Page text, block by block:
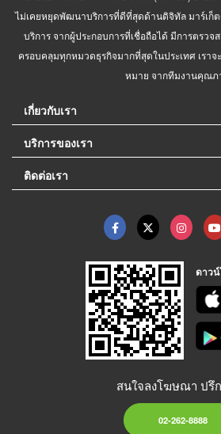
ไม่เคยหยุดพัฒนาบริการที่ดีที่สุดด้านดิจิทัล มาร์เก็
บริการ จากผู้ประกอบการที่เชื่อถือได้ มีการตรว
ครอบคลุมทุกหมวดธุรกิจมากที่สุดในประเทศ เรา
หมาย จากทีมงานคุณภ
เกี่ยวกับเรา
บริการของเรา
ติดต่อเรา
ดาว
สนใจลงโฆษณา ปรึ
02-262-8888